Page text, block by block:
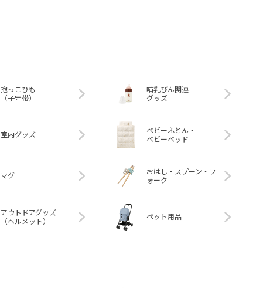
抱っこひも
（子守帯）
哺乳びん関連
グッズ
室内グッズ
ベビーふとん・
ベビーベッド
マグ
おはし・スプーン・フ
ォーク
アウトドアグッズ
（ヘルメット）
ペット用品